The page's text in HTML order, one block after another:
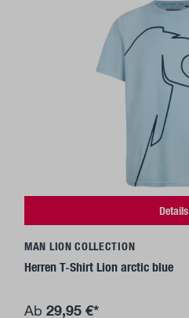
Details
MAN LION COLLECTION
Herren T-Shirt Lion arctic blue
Ab 29,95 €*